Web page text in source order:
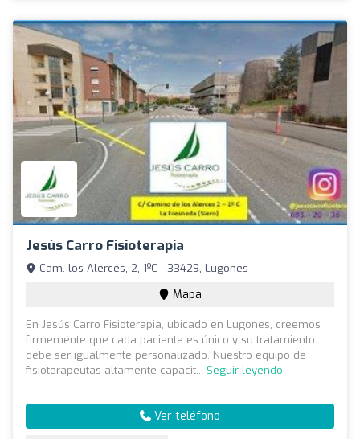
Jesús Carro Fisioterapia
Cam. los Alerces, 2, 1ºC - 33429, Lugones
Mapa
En Jesús Carro Fisioterapia, ubicado en Lugones, creemos
firmemente que cada paciente es único y su tratamiento
debe ser igualmente personalizado. Nuestro equipo de
fisioterapeutas altamente capacit... Seguir leyendo
Ver teléfono